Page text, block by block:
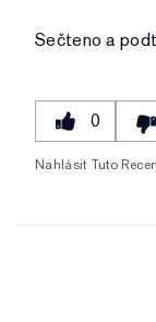
Sečteno a
0
Nahlásit Tuto